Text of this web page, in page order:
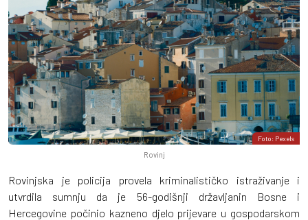
Foto: Pexels
Rovinj
Rovinjska je policija provela kriminalističko istraživanje i
utvrdila sumnju da je 56-godišnji državljanin Bosne i
Hercegovine počinio kazneno djelo prijevare u gospodarskom